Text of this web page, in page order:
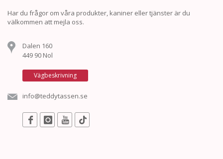
Har du frågor om våra produkter, kaniner eller tjänster är du
välkommen att mejla oss.
Dalen 160
449 90 Nol
Vägbeskrivning
info@teddytassen.se